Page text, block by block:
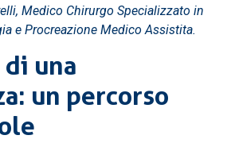
Medico Chirurgo Specializzato in
e Procreazione Medico Assistita.
di una
un percorso